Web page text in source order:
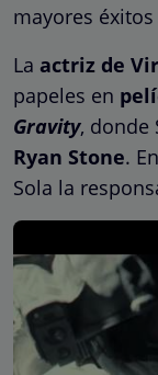
mayores
La actriz de
papeles en
Gravity, donde
Ryan Stone.
Sola la